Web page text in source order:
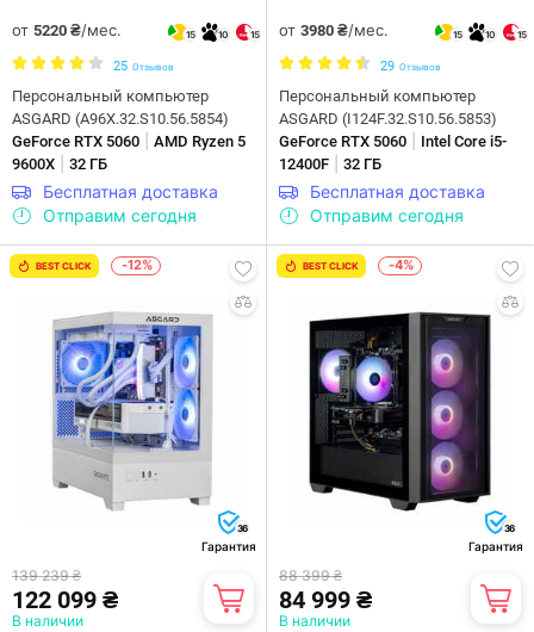
от 5220 ₴/мес. 15 10 15
25 Отзывов
Персональный компьютер
ASGARD (A96X.32.S10.56.5854)
GeForce RTX 5060
AMD Ryzen 5
9600X
32 ГБ
Бесплатная доставка
Отправим сегодня
от 3980 ₴/мес. 15 10 15
29 Отзывов
Персональный компьютер
ASGARD (I124F.32.S10.56.5853)
GeForce RTX 5060
Intel Core i5-
12400F
32 ГБ
Бесплатная доставка
Отправим сегодня
BEST CLICK -12%
36
Гарантия
139 239 ₴
122 099 ₴
В наличии
BEST CLICK -4%
36
Гарантия
88 399 ₴
84 999 ₴
В наличии